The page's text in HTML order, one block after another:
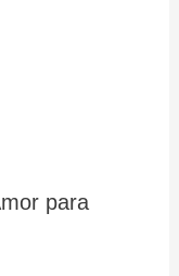
para